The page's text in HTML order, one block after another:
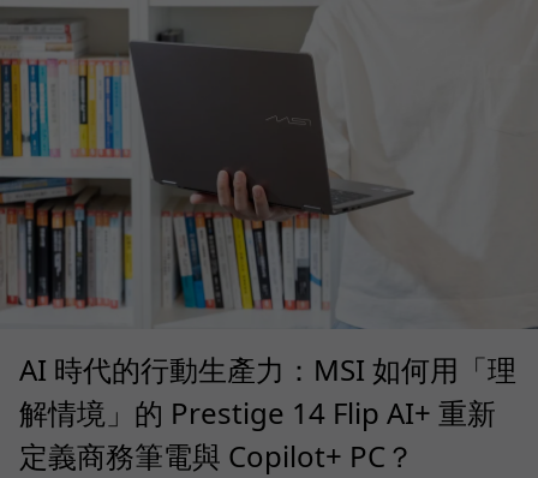
AI 時代的行動生產力：MSI 如何用「理
解情境」的 Prestige 14 Flip AI+ 重新
定義商務筆電與 Copilot+ PC？